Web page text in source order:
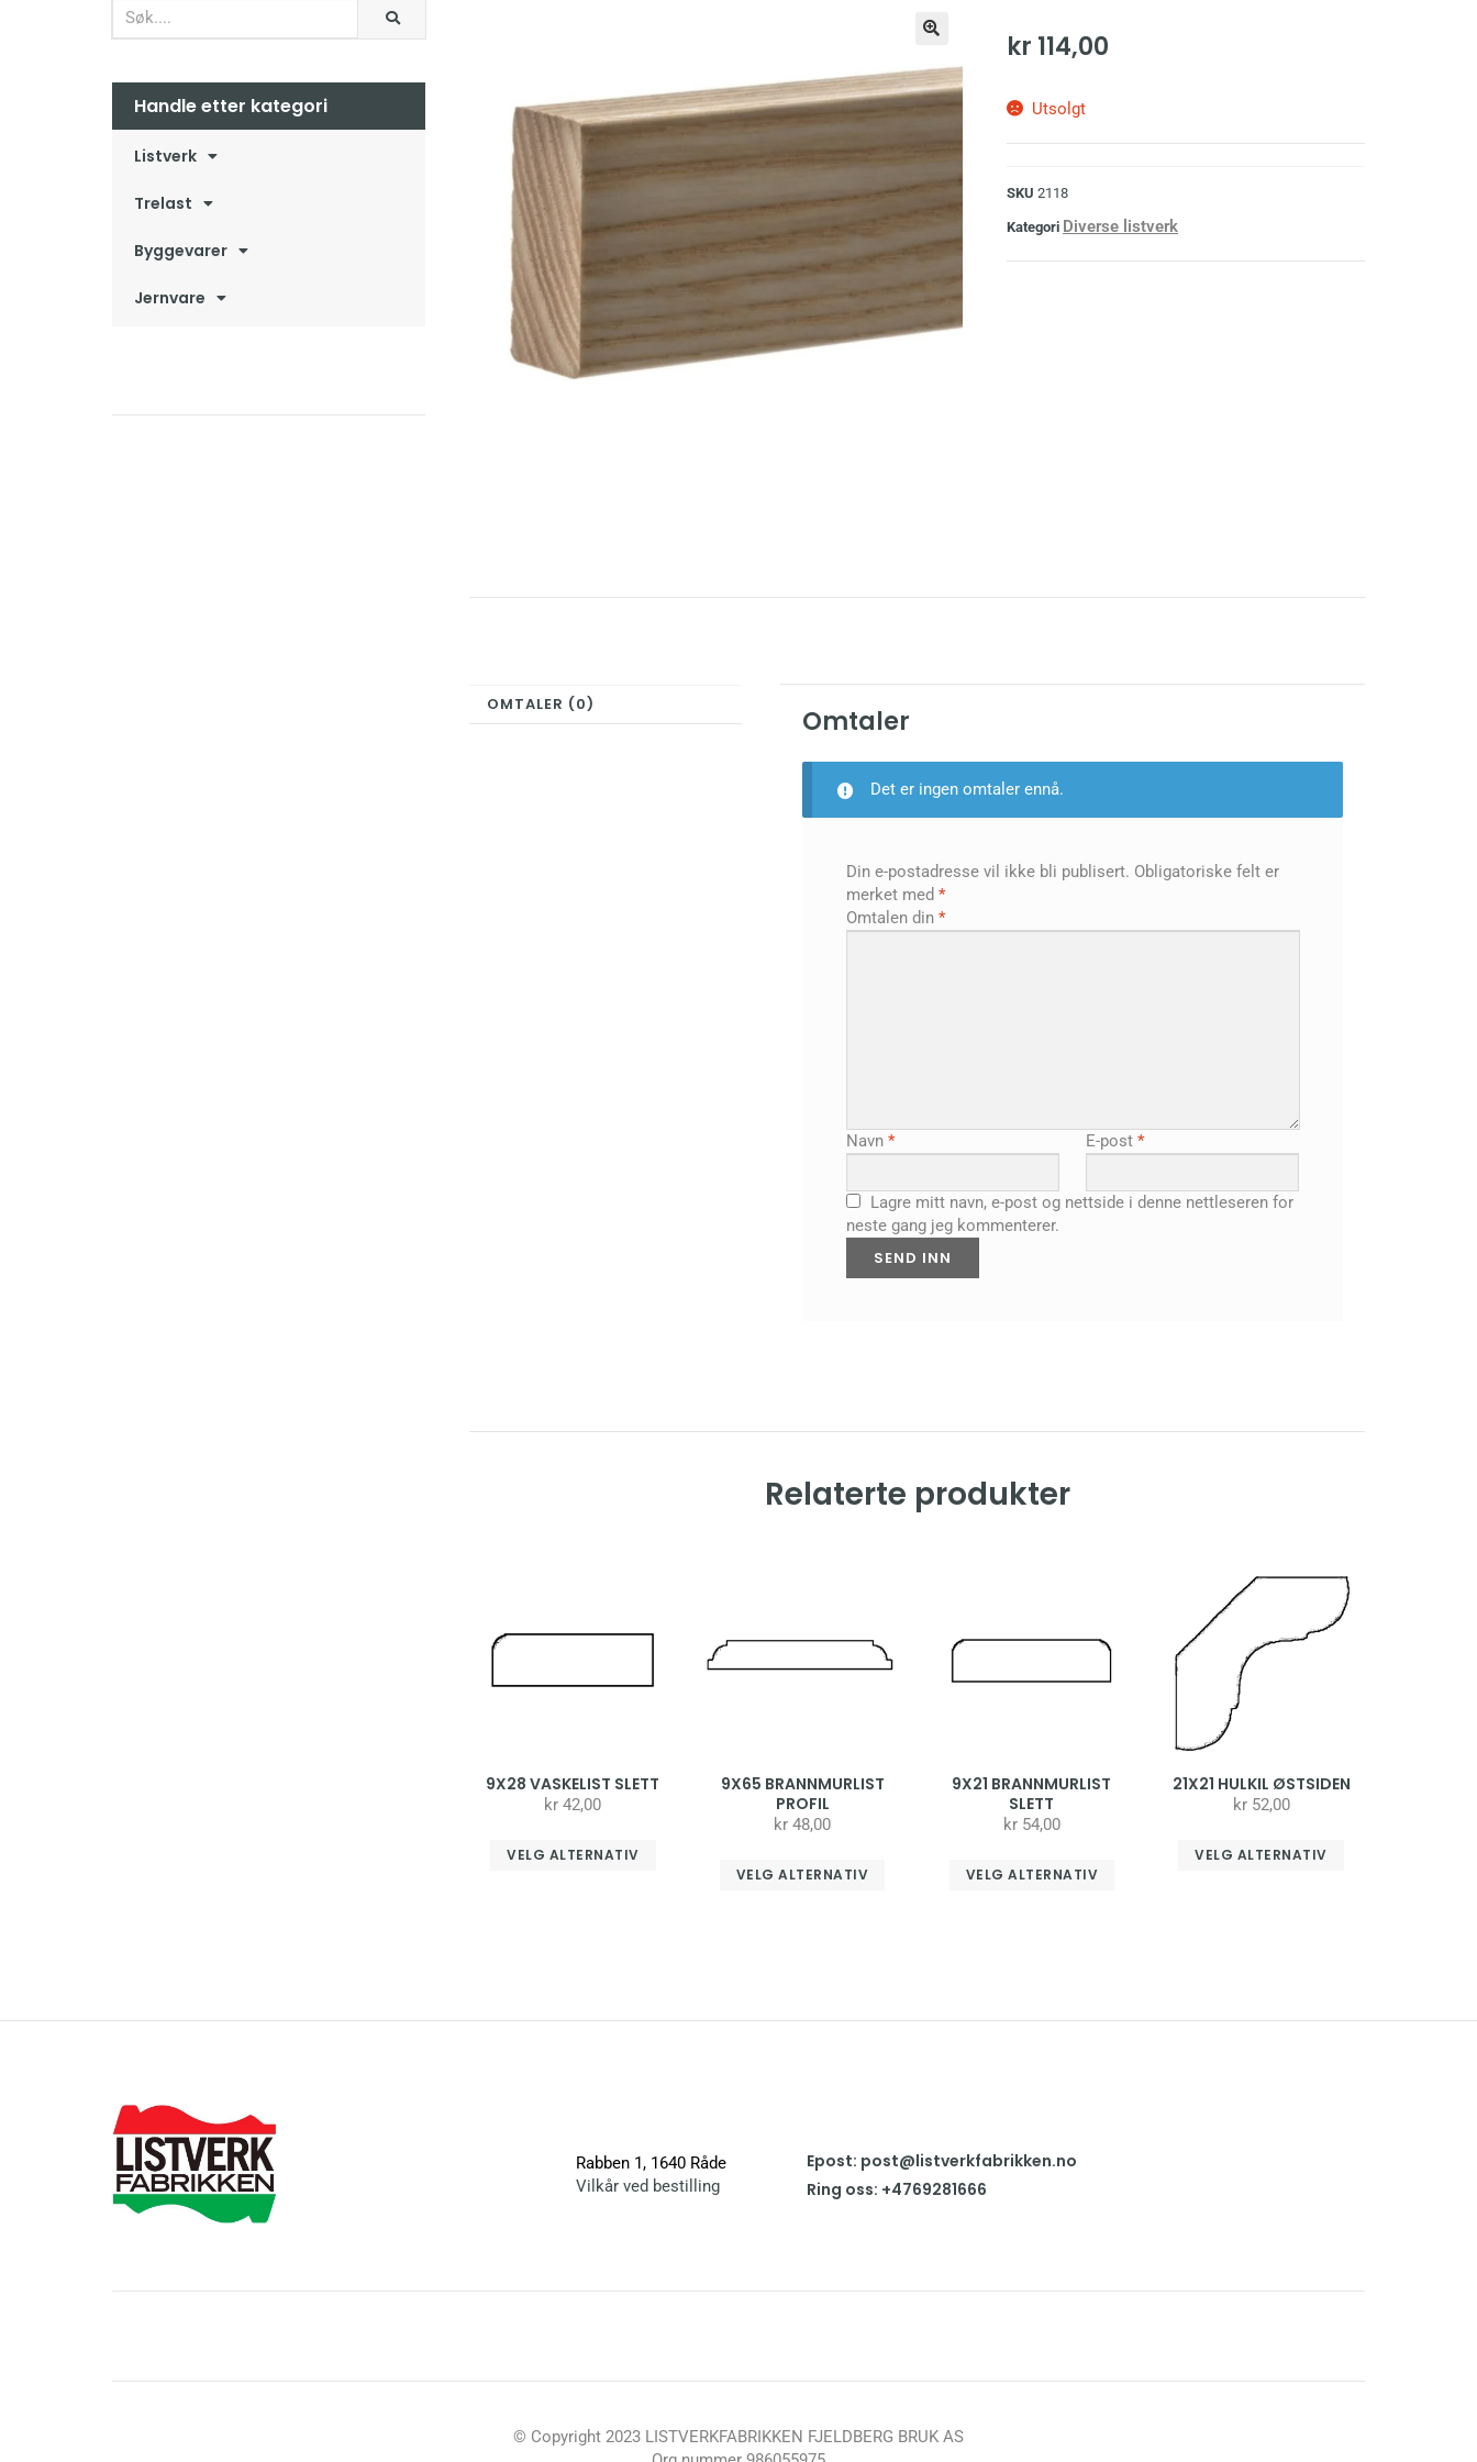
Handle etter kategori
Listverk
Trelast
Byggevarer
Jernvare
kr 114,00
Utsolgt
SKU 2118
Kategori Diverse listverk
OMTALER (0)
Omtaler
Det er ingen omtaler ennå.
Din e-postadresse vil ikke bli publisert. Obligatoriske felt er
merket med *
Omtalen din *
Navn * E-post*
Lagre mitt navn, e-post og nettside i denne nettleseren for
neste gang jeg kommenterer.
Relaterte produkter
9X28 VASKELIST SLETT
kr 42,00
VELG ALTERNATIV
9X65 BRANNMURLIST
PROFIL
kr 48,00
VELG ALTERNATIV
9X21 BRANNMURLIST
SLETT
kr54,00
VELG ALTERNATIV
21X21 HULKIL ØSTSIDEN
kr52,00
VELG ALTERNATIV
Rabben 1, 1640 Råde
Vilkår ved bestilling
Epost: post@listverkfabrikken.no
Ring oss: +4769281666
© Copyright 2023 LISTVERKFABRIKKEN FJELDBERG BRUK AS